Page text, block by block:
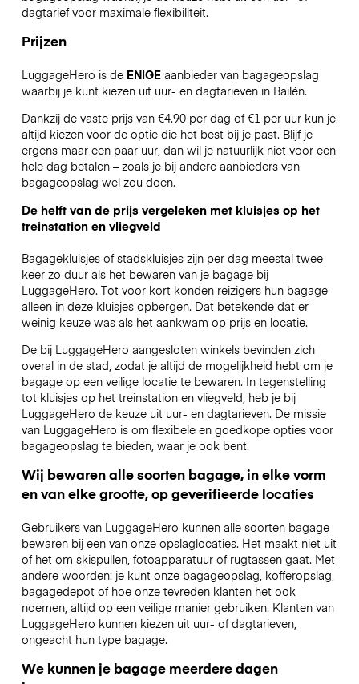
dagtarief voor maximale flexibiliteit.
Prijzen
LuggageHero is de ENIGEaanbieder van bagageopslag
waarbij je kunt kiezen uit uur- en dagtarieven in Bailén.
Dankzij de vaste prijs van €4.90 per dag of €1 per uur kun je
altijd kiezen voor de optie die het best bij je past. Blijf je
ergens maar een paar uur, dan wil je natuurlijk niet voor een
hele dag betalen – zoals je bij andere aanbieders van
bagageopslag wel zou doen.
De helft van de prijs vergeleken met kluisjes op het
treinstation en vliegveld
Bagagekluisjes of stadskluisjes zijn per dag meestal twee
keer zo duur als het bewaren van je bagage bij
LuggageHero. Tot voor kort konden reizigers hun bagage
alleen in deze kluisjes opbergen. Dat betekende dat er
weinig keuze was als het aankwam op prijs en locatie.
De bij LuggageHero aangesloten winkels bevinden zich
overal in de stad, zodat je altijd de mogelijkheid hebt om je
bagage op een veilige locatie te bewaren. In tegenstelling
tot kluisjes op het treinstation en vliegveld, heb je bij
LuggageHero de keuze uit uur- en dagtarieven. De missie
van LuggageHero is om flexibele en goedkope opties voor
bagageopslag te bieden, waar je ook bent.
Wij bewaren alle soorten bagage, in elke vorm
en van elke grootte, op geverifieerde locaties
Gebruikers van LuggageHero kunnen alle soorten bagage
bewaren bij een van onze opslaglocaties. Het maakt niet uit
of het om skispullen, fotoapparatuur of rugtassen gaat. Met
andere woorden: je kunt onze bagageopslag, kofferopslag,
bagagedepot of hoe onze tevreden klanten het ook
noemen, altijd op een veilige manier gebruiken. Klanten van
LuggageHero kunnen kiezen uit uur- of dagtarieven,
ongeacht hun type bagage.
We kunnen je bagage meerdere dagen